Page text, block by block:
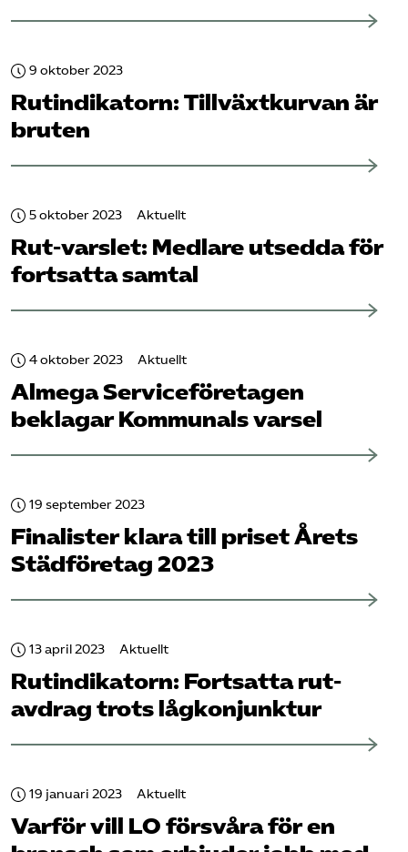
Press
In English
Om webbplatsen
9 oktober 2023
Rut­indikatorn: Tillväxtkurvan är
bruten
5 oktober 2023 Aktuellt
Rut-varslet: Medlare utsedda för
fortsatta samtal
4 oktober 2023 Aktuellt
Almega Service­företagen
beklagar Kommunals varsel
19 september 2023
Finalister klara till priset Årets
Städ­företag 2023
13 april 2023 Aktuellt
Rut­indikatorn: Fortsatta rut-
avdrag trots lågkonjunktur
19 januari 2023 Aktuellt
Varför vill LO försvåra för en